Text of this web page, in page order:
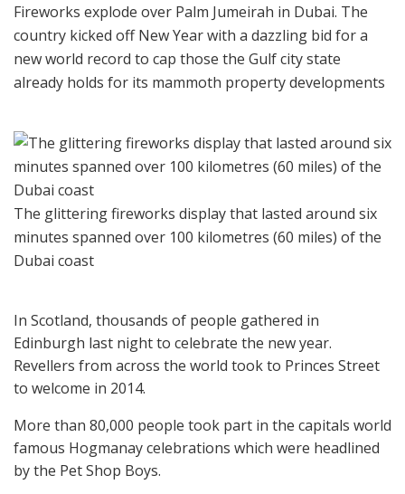
Fireworks explode over Palm Jumeirah in Dubai. The
country kicked off New Year with a dazzling bid for a
new world record to cap those the Gulf city state
already holds for its mammoth property developments
The glittering fireworks display that lasted around six
minutes spanned over 100 kilometres (60 miles) of the
Dubai coast
In Scotland, thousands of people gathered in
Edinburgh last night to celebrate the new year.
Revellers from across the world took to Princes Street
to welcome in 2014.
More than 80,000 people took part in the capitals world
famous Hogmanay celebrations which were headlined
by the Pet Shop Boys.